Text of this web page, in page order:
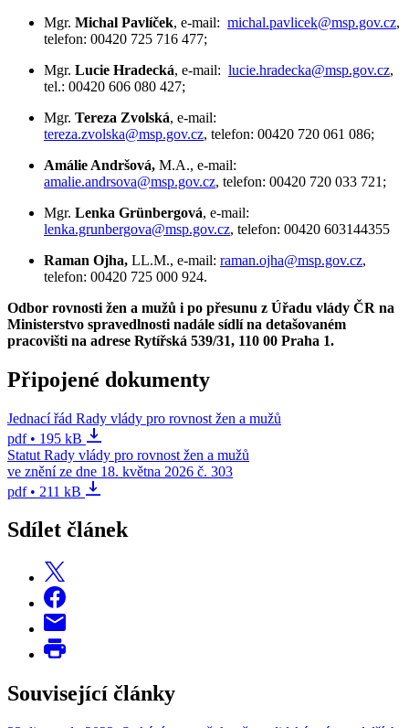
Mgr. Michal Pavlíček, e-mail: michal.pavlicek@msp.gov.cz,
telefon: 00420 725 716 477;
Mgr. Lucie Hradecká, e-mail: lucie.hradecka@msp.gov.cz,
tel.: 00420 606 080 427;
Mgr. Tereza Zvolská, e-mail:
tereza.zvolska@msp.gov.cz, telefon: 00420 720 061 086;
Amálie Andršová, M.A., e-mail:
amalie.andrsova@msp.gov.cz, telefon: 00420 720 033 721;
Mgr. Lenka Grünbergová, e-mail:
lenka.grunbergova@msp.gov.cz, telefon: 00420 603144355
Raman Ojha, LL.M., e-mail: raman.ojha@msp.gov.cz,
telefon: 00420 725 000 924.
Odbor rovnosti žen a mužů i po přesunu z Úřadu vlády ČR na
Ministerstvo spravedlnosti nadále sídlí na detašovaném
pracovišti na adrese Rytířská 539/31, 110 00 Praha 1.
Připojené dokumenty
Jednací řád Rady vlády pro rovnost žen a mužů
pdf • 195 kB
Statut Rady vlády pro rovnost žen a mužů
ve znění ze dne 18. května 2026 č. 303
pdf • 211 kB
Sdílet článek
Související články